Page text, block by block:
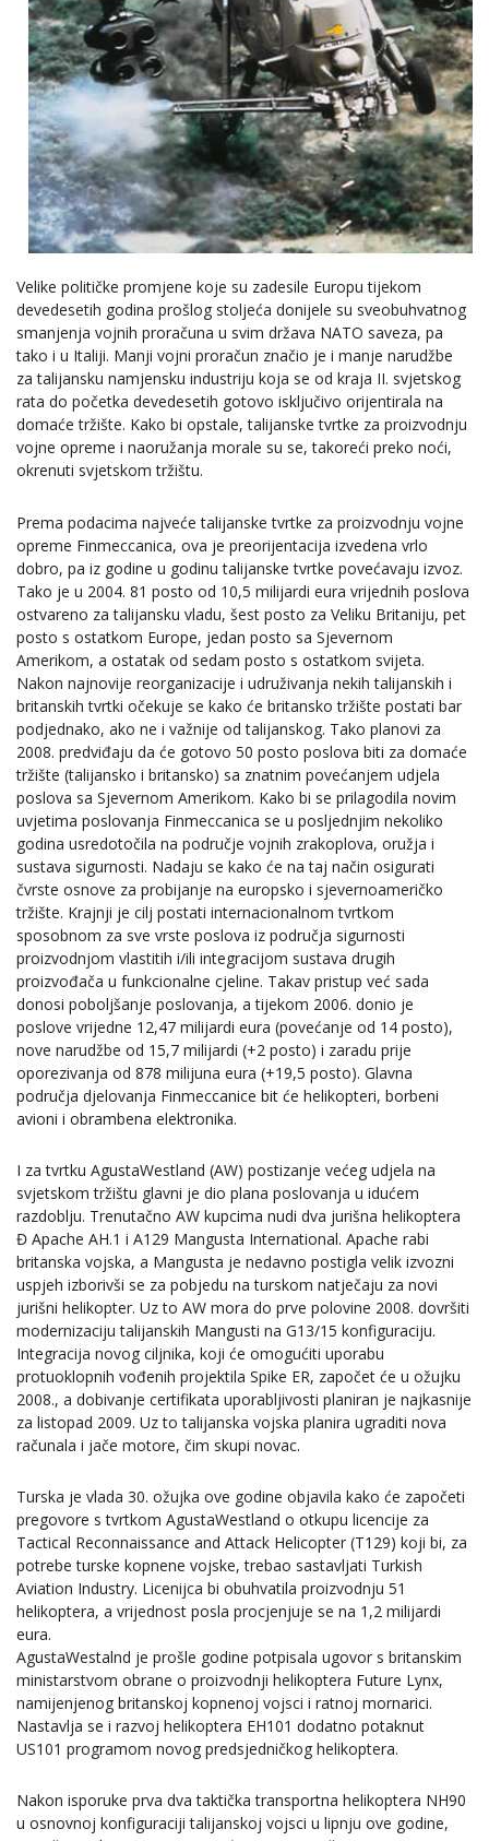
Velike političke promjene koje su zadesile Europu tijekom
devedesetih godina prošlog stoljeća donijele su sveobuhvatnog
smanjenja vojnih proračuna u svim država NATO saveza, pa
tako i u Italiji. Manji vojni proračun značio je i manje narudžbe
za talijansku namjensku industriju koja se od kraja II. svjetskog
rata do početka devedesetih gotovo isključivo orijentirala na
domaće tržište. Kako bi opstale, talijanske tvrtke za proizvodnju
vojne opreme i naoružanja morale su se, takoreći preko noći,
okrenuti svjetskom tržištu.
Prema podacima najveće talijanske tvrtke za proizvodnju vojne
opreme Finmeccanica, ova je preorijentacija izvedena vrlo
dobro, pa iz godine u godinu talijanske tvrtke povećavaju izvoz.
Tako je u 2004. 81 posto od 10,5 milijardi eura vrijednih poslova
ostvareno za talijansku vladu, šest posto za Veliku Britaniju, pet
posto s ostatkom Europe, jedan posto sa Sjevernom
Amerikom, a ostatak od sedam posto s ostatkom svijeta.
Nakon najnovije reorganizacije i udruživanja nekih talijanskih i
britanskih tvrtki očekuje se kako će britansko tržište postati bar
podjednako, ako ne i važnije od talijanskog. Tako planovi za
2008. predviđaju da će gotovo 50 posto poslova biti za domaće
tržište (talijansko i britansko) sa znatnim povećanjem udjela
poslova sa Sjevernom Amerikom. Kako bi se prilagodila novim
uvjetima poslovanja Finmeccanica se u posljednjim nekoliko
godina usredotočila na područje vojnih zrakoplova, oružja i
sustava sigurnosti. Nadaju se kako će na taj način osigurati
čvrste osnove za probijanje na europsko i sjevernoameričko
tržište. Krajnji je cilj postati internacionalnom tvrtkom
sposobnom za sve vrste poslova iz područja sigurnosti
proizvodnjom vlastitih i/ili integracijom sustava drugih
proizvođača u funkcionalne cjeline. Takav pristup već sada
donosi poboljšanje poslovanja, a tijekom 2006. donio je
poslove vrijedne 12,47 milijardi eura (povećanje od 14 posto),
nove narudžbe od 15,7 milijardi (+2 posto) i zaradu prije
oporezivanja od 878 milijuna eura (+19,5 posto). Glavna
područja djelovanja Finmeccanice bit će helikopteri, borbeni
avioni i obrambena elektronika.
I za tvrtku AgustaWestland (AW) postizanje većeg udjela na
svjetskom tržištu glavni je dio plana poslovanja u idućem
razdoblju. Trenutačno AW kupcima nudi dva jurišna helikoptera
Đ Apache AH.1 i A129 Mangusta International. Apache rabi
britanska vojska, a Mangusta je nedavno postigla velik izvozni
uspjeh izborivši se za pobjedu na turskom natječaju za novi
jurišni helikopter. Uz to AW mora do prve polovine 2008. dovršiti
modernizaciju talijanskih Mangusti na G13/15 konfiguraciju.
Integracija novog ciljnika, koji će omogućiti uporabu
protuoklopnih vođenih projektila Spike ER, započet će u ožujku
2008., a dobivanje certifikata uporabljivosti planiran je najkasnije
za listopad 2009. Uz to talijanska vojska planira ugraditi nova
računala i jače motore, čim skupi novac.
Turska je vlada 30. ožujka ove godine objavila kako će započeti
pregovore s tvrtkom AgustaWestland o otkupu licencije za
Tactical Reconnaissance and Attack Helicopter (T129) koji bi, za
potrebe turske kopnene vojske, trebao sastavljati Turkish
Aviation Industry. Licenijca bi obuhvatila proizvodnju 51
helikoptera, a vrijednost posla procjenjuje se na 1,2 milijardi
eura.
AgustaWestalnd je prošle godine potpisala ugovor s britanskim
ministarstvom obrane o proizvodnji helikoptera Future Lynx,
namijenjenog britanskoj kopnenoj vojsci i ratnoj mornarici.
Nastavlja se i razvoj helikoptera EH101 dodatno potaknut
US101 programom novog predsjedničkog helikoptera.
Nakon isporuke prva dva taktička transportna helikoptera NH90
u osnovnoj konfiguraciji talijanskoj vojsci u lipnju ove godine,